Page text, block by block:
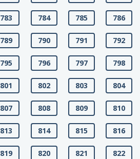
783 784 785 786
789 790 791 792
795 796 797 798
801 802 803 804
807 808 809 810
813 814 815 816
819 820 821 822